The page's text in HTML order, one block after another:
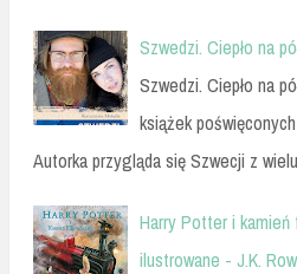
Szwedzi. Ciepło na
Szwedzi. Ciepło na
książek
Autorka przygląda się Szwecji z
Harry Potter i
ilustrowane - J.K.